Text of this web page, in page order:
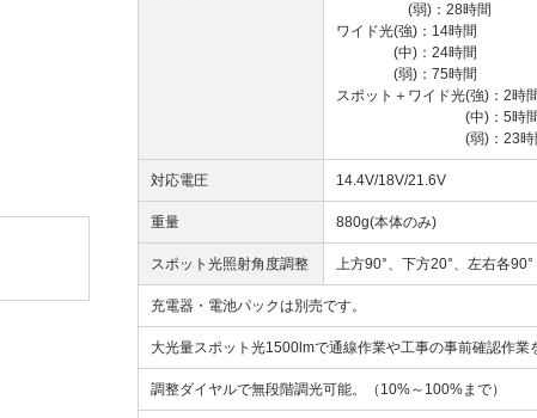
(弱)：28時間
ワイド光(強)：14時間
(中)：24時間
(弱)：75時間
スポット＋ワイド光(強)：2時
(中)：5時間
(弱)：23時
対応電圧 14.4V/18V/21.6V
重量 880g(本体のみ)
スポット光照射角度調整 上方90°、下方20°、左右各90°
充電器・電池パックは別売です。
大光量スポット光1500lmで通線作業や工事の事前確認作業
調整ダイヤルで無段階調光可能。（10%～100%まで）